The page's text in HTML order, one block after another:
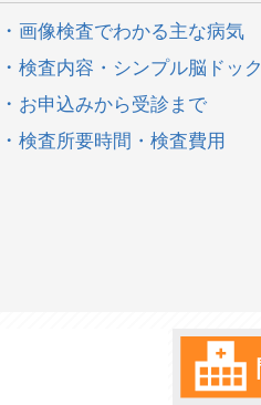
画像検査でわかる主な病気
検査内容・シンプル脳ドック
お申込みから受診まで
検査所要時間・検査費用